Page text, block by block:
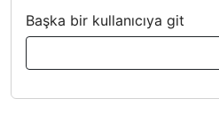
Başka bir kullanıcıya git